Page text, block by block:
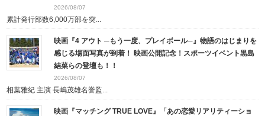
2026/08/07
累計発行部数6,000万部を突...
映画『4 アウト ─もう一度、プレイボール─』物語のはじまりを
感じる場面写真が到着！ 映画公開記念！スポーツイベント黒島
結菜らの登壇も！！
2026/08/07
相葉雅紀 主演 長嶋茂雄名誉監...
映画『マッチング TRUE LOVE』「あの恋愛リアリティーショ